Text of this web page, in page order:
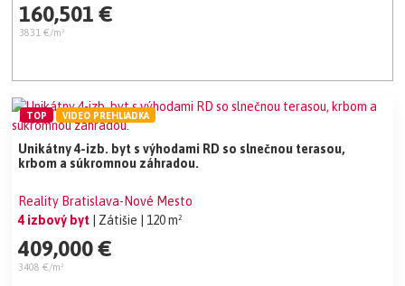
160,501 €
3831 €/m²
Unikátny 4-izb. byt s výhodami RD so slnečnou terasou,
krbom a súkromnou záhradou.
Reality Bratislava-Nové Mesto
4 izbový byt
| Zátišie | 120 m²
409,000 €
3408 €/m²
TOP VIDEO PREHLIADKA